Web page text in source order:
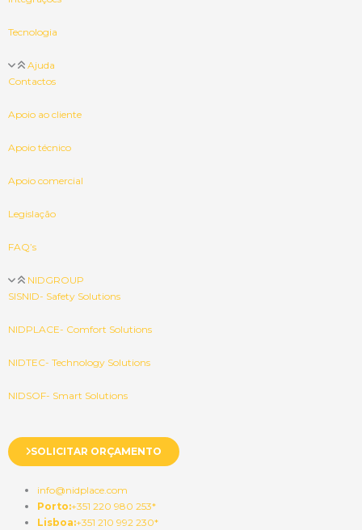
Tecnologia
Ajuda
Contactos
Apoio ao cliente
Apoio técnico
Apoio comercial
Legislação
FAQ’s
NIDGROUP
SISNID- Safety Solutions
NIDPLACE- Comfort Solutions
NIDTEC- Technology Solutions
NIDSOF- Smart Solutions
SOLICITAR ORÇAMENTO
info@nidplace.com
Porto:+351 220 980 253*
Lisboa:+351 210 992 230*